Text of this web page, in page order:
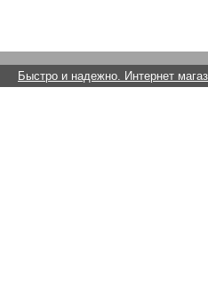
Быстро и надежно. Интернет